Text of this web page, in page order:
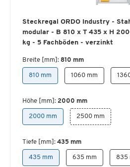
Steckregal ORDO Industry -
modular - B 810 x T 435 x H
kg - 5 Fachböden - verzinkt
Breite [mm]: 810 mm
810 mm 1060 mm
Höhe [mm]: 2000 mm
2000 mm 2500 mm
Tiefe [mm]: 435 mm
435 mm 635 mm 835